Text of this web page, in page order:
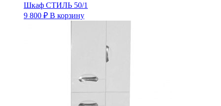
Шкаф СТИЛЬ 50/1
9 800 ₽ В корзину